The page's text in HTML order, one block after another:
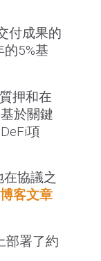
付成果的
5%基
押和在
於關鍵
項
協議之
博客文章
部署了約